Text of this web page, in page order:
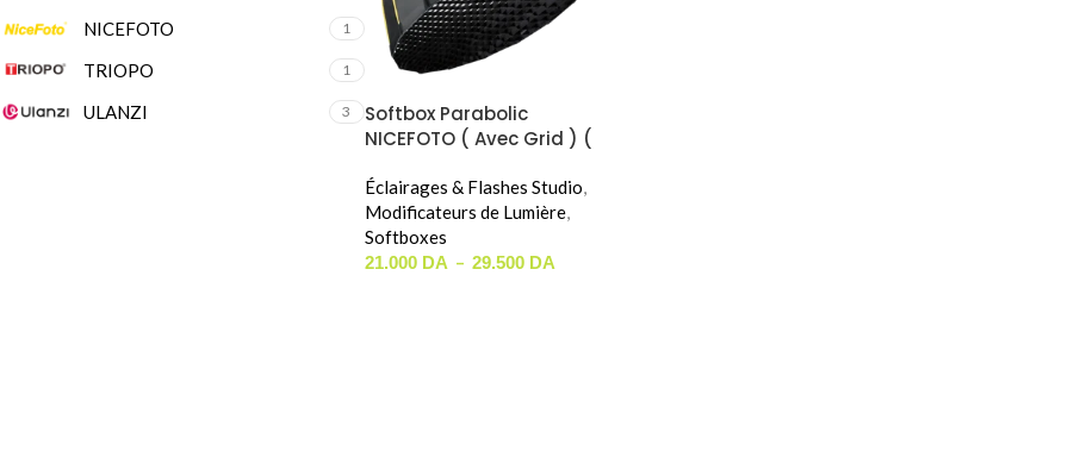
NICEFOTO 1
TRIOPO 1
ULANZI 3
Softbox Parabolic
NICEFOTO ( Avec Grid ) (
Éclairages & Flashes Studio,
Modificateurs de Lumière,
Softboxes
21.000 DA – 29.500 DA